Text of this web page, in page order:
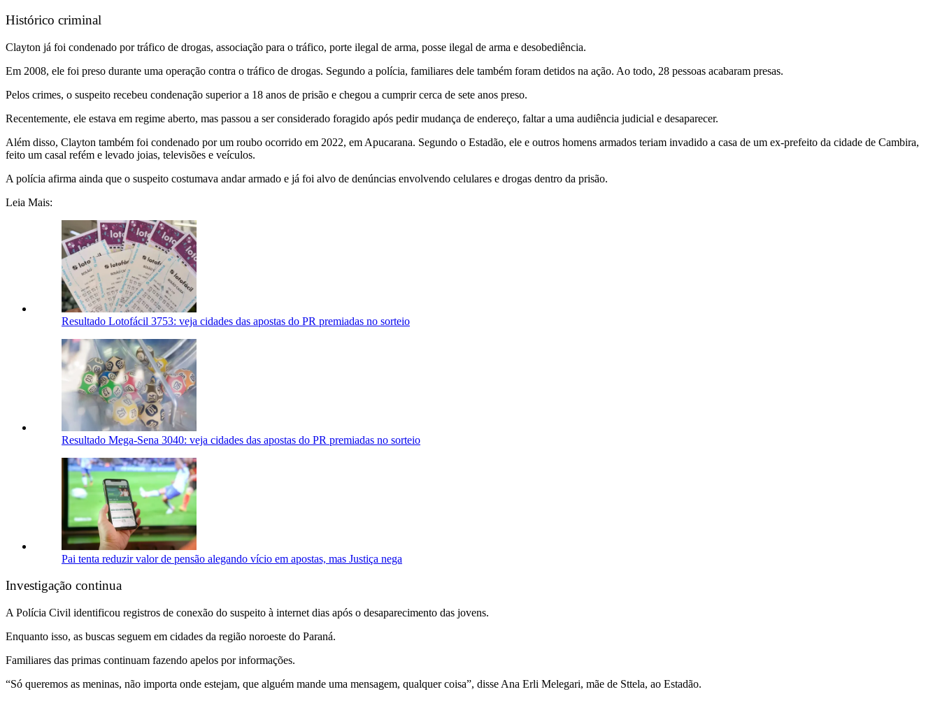
Histórico criminal
Clayton já foi condenado por tráfico de drogas, associação para o tráfico, porte ilegal de arma, posse ilegal de arma e desobediência.
Em 2008, ele foi preso durante uma operação contra o tráfico de drogas. Segundo a polícia, familiares dele também foram detidos na ação. Ao todo, 28 pessoas acabaram presas.
Pelos crimes, o suspeito recebeu condenação superior a 18 anos de prisão e chegou a cumprir cerca de sete anos preso.
Recentemente, ele estava em regime aberto, mas passou a ser considerado foragido após pedir mudança de endereço, faltar a uma audiência judicial e desaparecer.
Além disso, Clayton também foi condenado por um roubo ocorrido em 2022, em Apucarana. Segundo o Estadão, ele e outros homens armados teriam invadido a casa de um ex-prefeito da cidade de Cambira,
feito um casal refém e levado joias, televisões e veículos.
A polícia afirma ainda que o suspeito costumava andar armado e já foi alvo de denúncias envolvendo celulares e drogas dentro da prisão.
Leia Mais:
Resultado Lotofácil 3753: veja cidades das apostas do PR premiadas no sorteio
Resultado Mega-Sena 3040: veja cidades das apostas do PR premiadas no sorteio
Pai tenta reduzir valor de pensão alegando vício em apostas, mas Justiça nega
Investigação continua
A Polícia Civil identificou registros de conexão do suspeito à internet dias após o desaparecimento das jovens.
Enquanto isso, as buscas seguem em cidades da região noroeste do Paraná.
Familiares das primas continuam fazendo apelos por informações.
“Só queremos as meninas, não importa onde estejam, que alguém mande uma mensagem, qualquer coisa”, disse Ana Erli Melegari, mãe de Sttela, ao Estadão.